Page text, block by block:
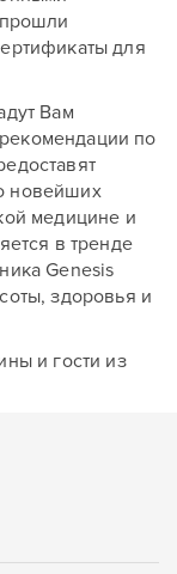
для
Вам
по
новейших
медицине и
в тренде
Genesis
здоровья и
и гости из